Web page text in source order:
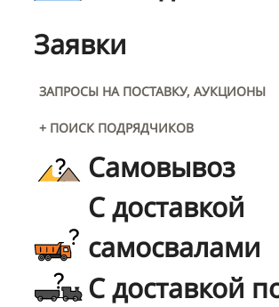
Заявки
ЗАПРОСЫ НА ПОСТАВКУ, АУКЦИОНЫ
+ ПОИСК ПОДРЯДЧИКОВ
Самовывоз
С доставкой
самосвалами
С доставкой